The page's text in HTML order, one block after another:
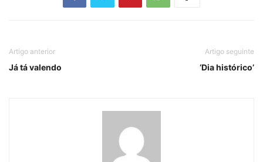
Artigo anterior
Já tá valendo
Artigo seguinte
‘Dia histórico’